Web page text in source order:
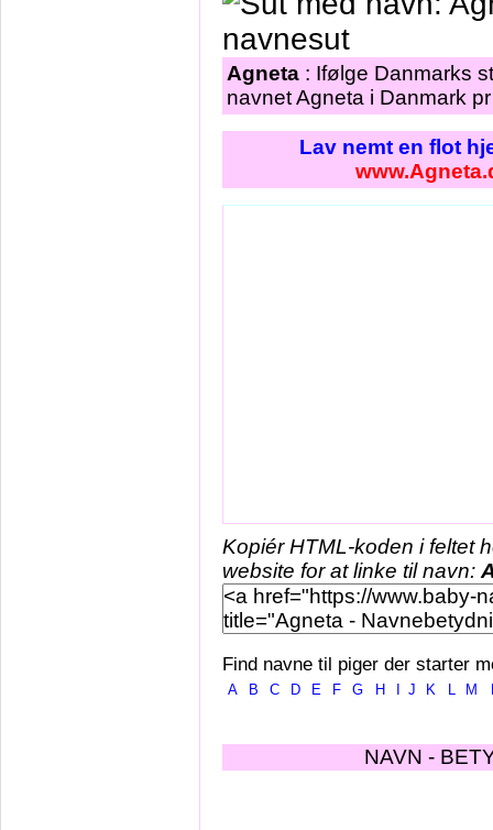
Agneta : Ifølge Danmarks
navnet Agneta i Danmark
Lav nemt en flot
Kopiér HTML-koden i feltet
website for at linke til navn:
Find navne til piger der starter
A B C D E F G H J K L M
NAVN -